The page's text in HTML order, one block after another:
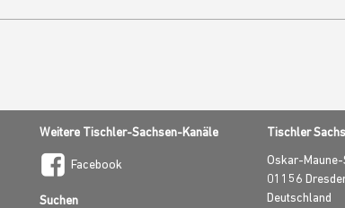
Weitere Tischler-Sachsen-Kanäle
Facebook
Suchen
Tischler
Oskar-Maune-
01156
Deutschland